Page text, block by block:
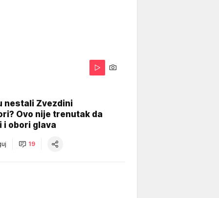
nestali Zvezdini
Ovo nije trenutak da
i obori glava
19